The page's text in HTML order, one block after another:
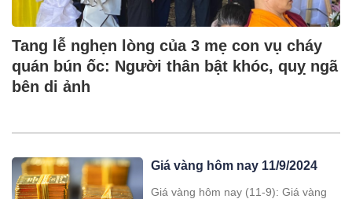
Tang lễ nghẹn lòng của 3 mẹ con vụ cháy
quán bún ốc: Người thân bật khóc, quỵ ngã
bên di ảnh
Giá vàng hôm nay 11/9/2024
Giá vàng hôm nay (11-9): Giá vàng